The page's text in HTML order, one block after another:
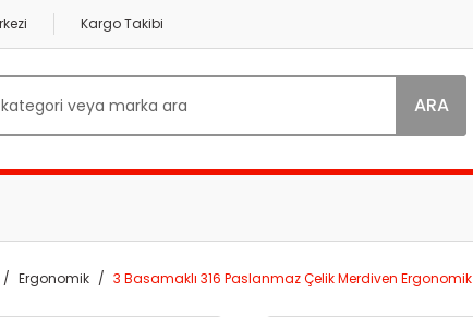
Kargo Takibi
ARA
Ergonomik 3 Basamaklı 316 Paslanmaz Çelik Merdiven Ergonomik